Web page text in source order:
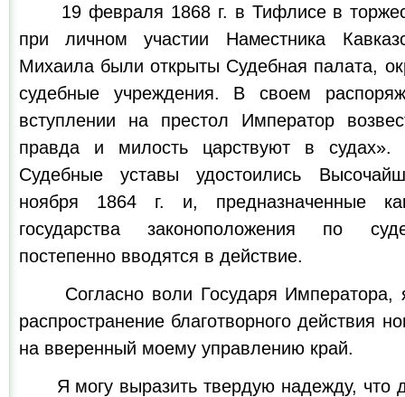
19 февраля 1868 г. в Тифлисе в
при личном участии Наместника
Михаила были открыты Судебная палата,
судебные учреждения. В своем
вступлении на престол Император
правда и милость царствуют в судах».
Судебные уставы удостоились
ноября 1864 г. и, предназначенные
государства законоположения по
постепенно вводятся в действие.
Согласно воли Государя Императора, я
распространение благотворного действия
на вверенный моему управлению край.
Я могу выразить твердую надежду, что